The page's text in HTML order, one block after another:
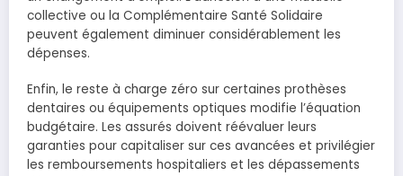
collective ou la Complémentaire Santé Solidaire
peuvent également diminuer considérablement les
dépenses.
Enfin, le reste à charge zéro sur certaines prothèses
dentaires ou équipements optiques modifie l’équation
budgétaire. Les assurés doivent réévaluer leurs
garanties pour capitaliser sur ces avancées et privilégier
les remboursements hospitaliers et les dépassements